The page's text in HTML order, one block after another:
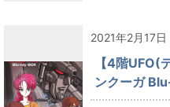
2021年2月17日
【4階UFO(
ンクーガ